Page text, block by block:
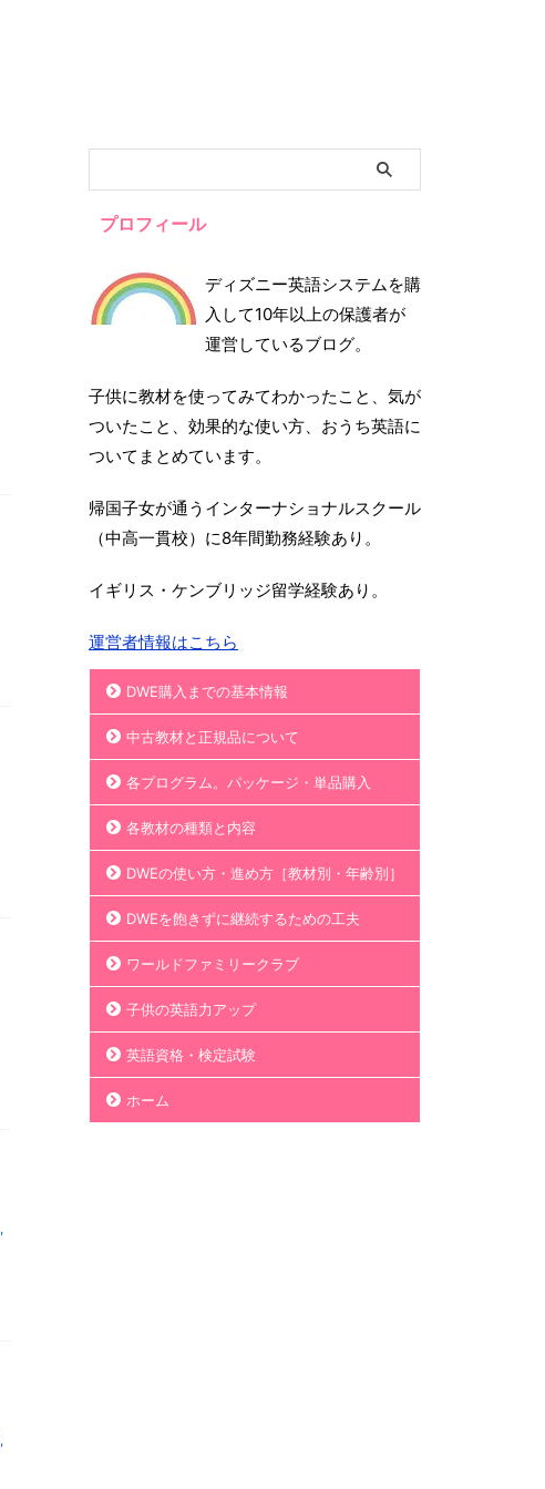
,
,
プロフィール
ディズニー英語システムを購
入して10年以上の保護者が
運営しているブログ。
子供に教材を使ってみてわかったこと、気が
ついたこと、効果的な使い方、おうち英語に
ついてまとめています。
帰国子女が通うインターナショナルスクール
（中高一貫校）に8年間勤務経験あり。
イギリス・ケンブリッジ留学経験あり。
運営者情報はこちら
DWE購入までの基本情報
中古教材と正規品について
各プログラム。パッケージ・単品購入
各教材の種類と内容
DWEの使い方・進め方［教材別・年齢別］
DWEを飽きずに継続するための工夫
ワールドファミリークラブ
子供の英語力アップ
英語資格・検定試験
ホーム